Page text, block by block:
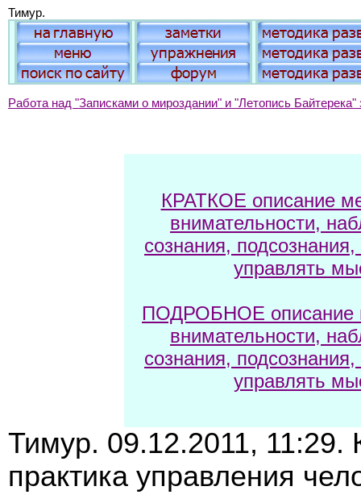
Тимур.
Работа над "Записками о мироздании" и "Летопись
КРАТКОЕ описание
внимательности,
сознания,
управлять
ПОДРОБНОЕ описание
внимательности,
сознания,
управлять
Тимур. 09.12.2011, 11:29.
практика управления